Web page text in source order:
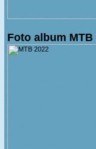
Foto album MTB